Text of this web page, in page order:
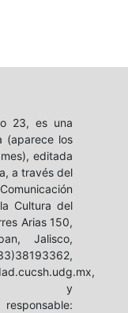
23, es una
(aparece los
editada
a través del
Cultura del
Arias 150,
Jalisco,
y